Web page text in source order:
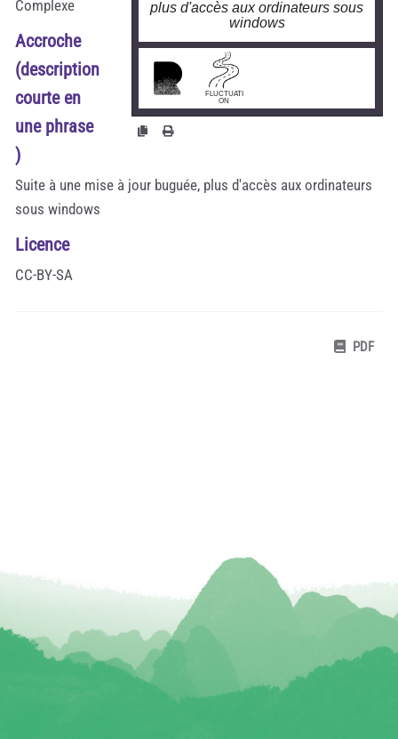
plus d'accès aux ordinateurs sous
windows
FLUCTUATI
ON
larobustesse.org/?Panne-
informatique-mondiale
Complexe
Accroche
(description
courte en
une phrase
)
Suite à une mise à jour buguée, plus d'accès aux ordinateurs
sous windows
Licence
CC-BY-SA
PDF